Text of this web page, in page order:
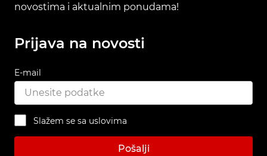
novostima i aktualnim ponudama!
Prijava na novosti
E-mail
Slažem se sa uslovima
Pošalji